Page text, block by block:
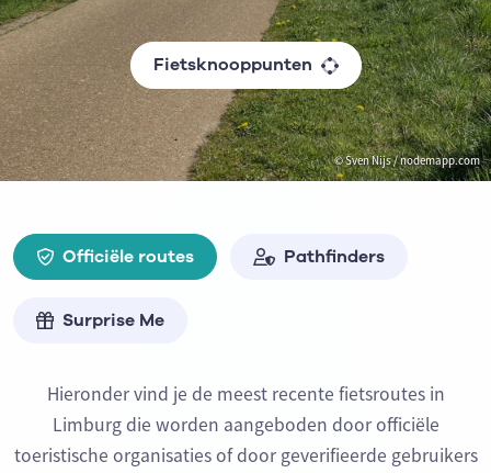
© Sven Nijs / nodemapp.com
Fietsknooppunten
Officiële routes Pathfinders
Surprise Me
Hieronder vind je de meest recente fietsroutes in
Limburg die worden aangeboden door officiële
toeristische organisaties of door geverifieerde gebruikers